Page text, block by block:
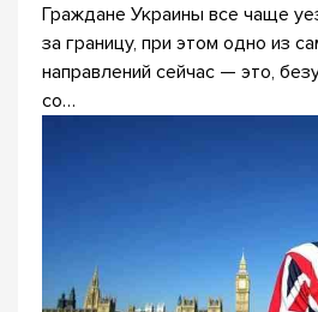
Граждане Украины все чаще
за границу, при этом одно из
направлений сейчас — это,
со…